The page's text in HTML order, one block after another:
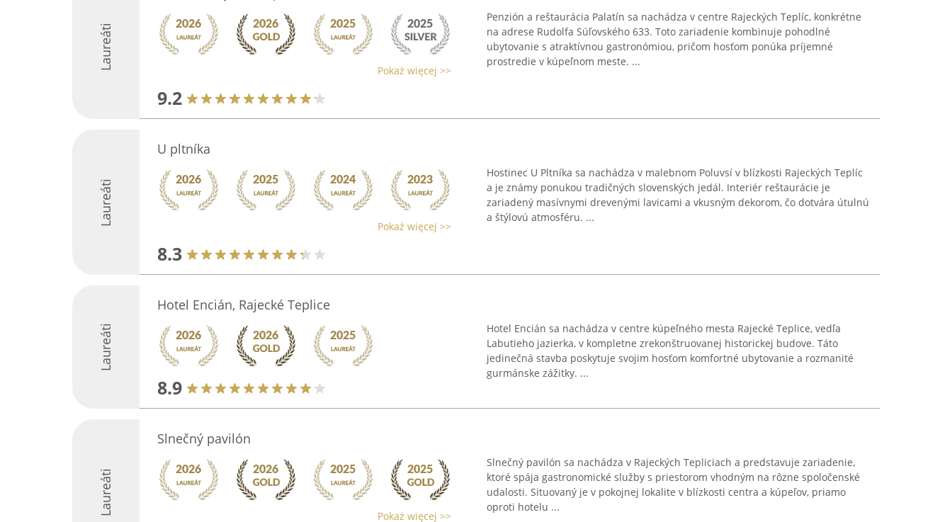
Laureáti Pokaż więcej >>
9.2
Penzión a reštaurácia Palatín sa nachádza v centre Rajeckých Teplíc, konkrétne
na adrese Rudolfa Súľovského 633. Toto zariadenie kombinuje pohodlné
ubytovanie s atraktívnou gastronómiou, pričom hosťom ponúka príjemné
prostredie v kúpeľnom meste. ...
Laureáti
U pltníka
Pokaż więcej >>
8.3
Hostinec U Pltníka sa nachádza v malebnom Poluvsí v blízkosti Rajeckých Teplíc
a je známy ponukou tradičných slovenských jedál. Interiér reštaurácie je
zariadený masívnymi drevenými lavicami a vkusným dekorom, čo dotvára útulnú
a štýlovú atmosféru. ...
Laureáti
Hotel Encián, Rajecké Teplice
8.9
Hotel Encián sa nachádza v centre kúpeľného mesta Rajecké Teplice, vedľa
Labutieho jazierka, v kompletne zrekonštruovanej historickej budove. Táto
jedinečná stavba poskytuje svojim hosťom komfortné ubytovanie a rozmanité
gurmánske zážitky. ...
Laureáti
Slnečný pavilón
Pokaż więcej >>
Slnečný pavilón sa nachádza v Rajeckých Tepliciach a predstavuje zariadenie,
ktoré spája gastronomické služby s priestorom vhodným na rôzne spoločenské
udalosti. Situovaný je v pokojnej lokalite v blízkosti centra a kúpeľov, priamo
oproti hotelu ...